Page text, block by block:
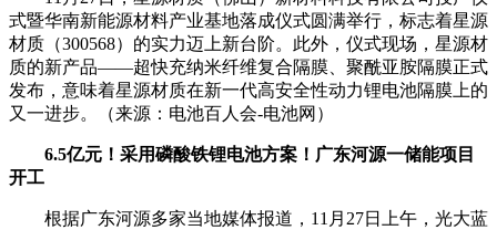
式暨华南新能源材料产业基地落成仪式圆满举行，标志着星源
材质（300568）的实力迈上新台阶。此外，仪式现场，星源材
质的新产品——超快充纳米纤维复合隔膜、聚酰亚胺隔膜正式
发布，意味着星源材质在新一代高安全性动力锂电池隔膜上的
又一进步。（来源：电池百人会-电池网）
6.5亿元！采用磷酸铁锂电池方案！广东河源一储能项目
开工
根据广东河源多家当地媒体报道，11月27日上午，光大蓝